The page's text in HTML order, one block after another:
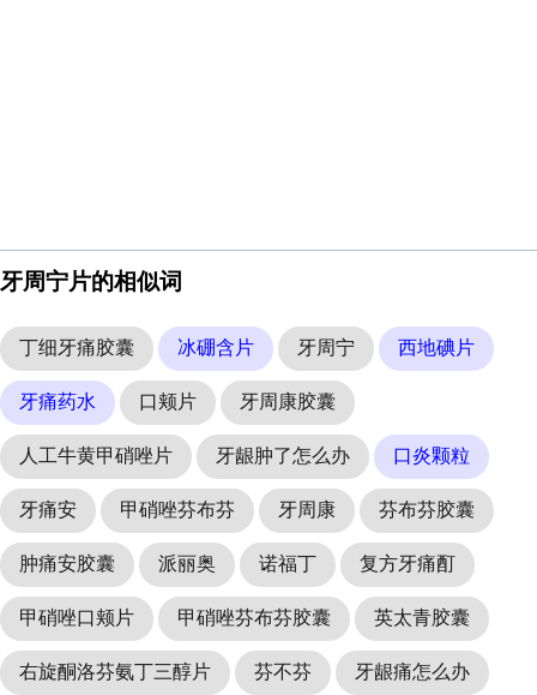
牙周宁片的相似词
丁细牙痛胶囊 冰硼含片 牙周宁 西地碘片
牙痛药水 口颊片 牙周康胶囊
人工牛黄甲硝唑片 牙龈肿了怎么办 口炎颗粒
牙痛安 甲硝唑芬布芬 牙周康 芬布芬胶囊
肿痛安胶囊 派丽奥 诺福丁 复方牙痛酊
甲硝唑口颊片 甲硝唑芬布芬胶囊 英太青胶囊
右旋酮洛芬氨丁三醇片 芬不芬 牙龈痛怎么办